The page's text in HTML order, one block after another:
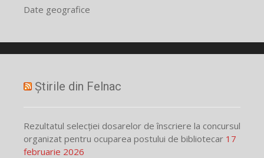
Date geografice
Știrile din Felnac
Rezultatul selecției dosarelor de înscriere la concursul
organizat pentru ocuparea postului de bibliotecar 17
februarie 2026